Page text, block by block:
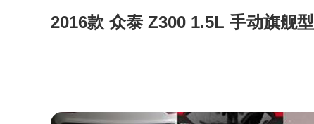
2016款 众泰 Z300 1.5L 手动旗舰型